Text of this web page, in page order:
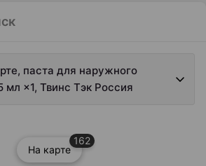
паста для наружного
мл ×1, Твинс Тэк Россия
На карте
162